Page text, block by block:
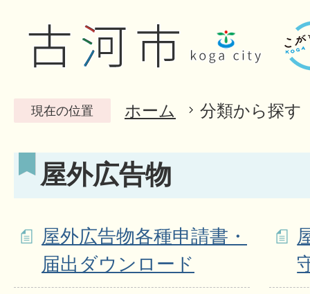
現在の位置 ホーム 分類から探す
屋外広告物
屋外広告物各種申請書・
届出ダウンロード